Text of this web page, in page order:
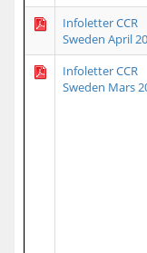
Infoletter CCR
Sweden April
Infoletter CCR
Sweden Mars